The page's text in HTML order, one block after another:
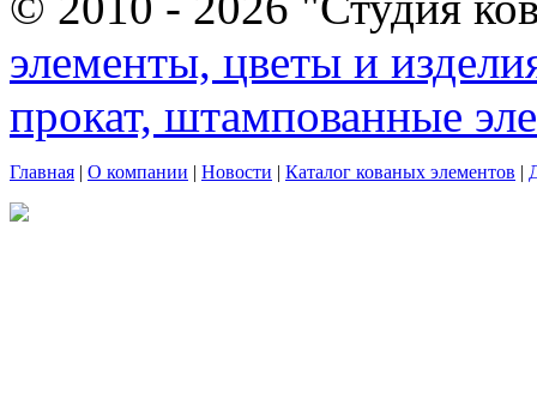
элементы, цветы и
прокат, штампованные
Главная | О компании | Новости | Каталог кованых элементов |